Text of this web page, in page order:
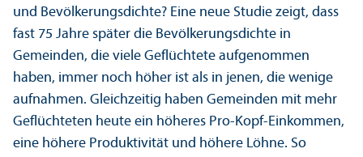
und Bevölkerungs­dichte? Eine neue Studie zeigt, dass
fast 75 Jahre später die Bevölkerungs­dichte in
Gemeinden, die viele Geflüchtete aufgenommen
haben, immer noch höher ist als in jenen, die wenige
aufnahmen. Gleich­zeitig haben Gemeinden mit mehr
Geflüchteten heute ein höheres Pro-Kopf-Einkommen,
eine höhere Produktivität und höhere Löhne. So